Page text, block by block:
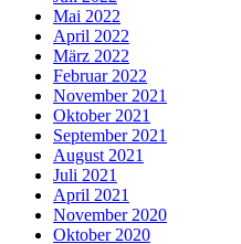
Mai 2022
April 2022
März 2022
Februar 2022
November 2021
Oktober 2021
September 2021
August 2021
Juli 2021
April 2021
November 2020
Oktober 2020